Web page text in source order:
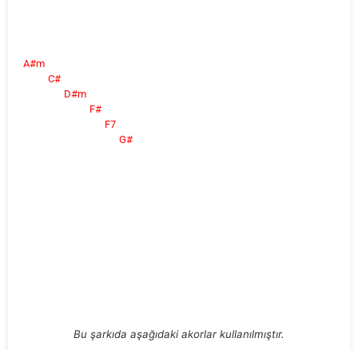
A#m
C#
D#m
F#
F7
G#
Bu şarkıda aşağıdaki akorlar kullanılmıştır.